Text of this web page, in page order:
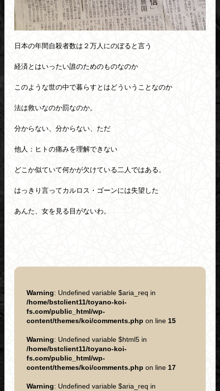
日本の年間自殺者数は２万人にのぼると言う
経済とはいったい誰のためのものなのか
このような世の中で暮らすとはどういうことなのか
法は救いなのか罰なのか。
分からない、分からない、ただ
他人：ヒトの痛みを理解できない
どこか似ていて何かが欠けている二人ではある。
はっきり言ってカルロス・ゴーンには失望した
あんた、女を見る目がないわ。
Warning: Undefined variable $aria_req in
/home/bstclient11/toyano-koi-
fs.com/public_html/wp-
content/themes/koi/comments.php on line 15
Warning: Undefined variable $html5 in
/home/bstclient11/toyano-koi-
fs.com/public_html/wp-
content/themes/koi/comments.php on line 17
Warning: Undefined variable $aria_req in